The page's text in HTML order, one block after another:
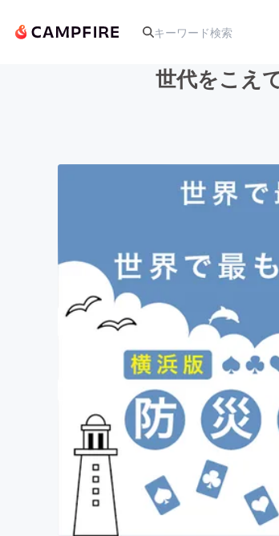
アート・写真
映像・映画
ビジネス・起業
まちづくり・地域活性
世代をこえ